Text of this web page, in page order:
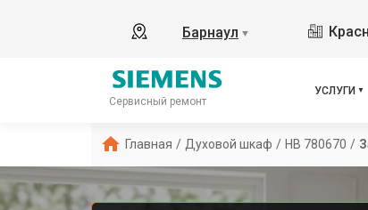
Барнаул ▼
Сервисный ремонт
УСЛУГИ
Главная / Духовой шкаф / HB 780670 /